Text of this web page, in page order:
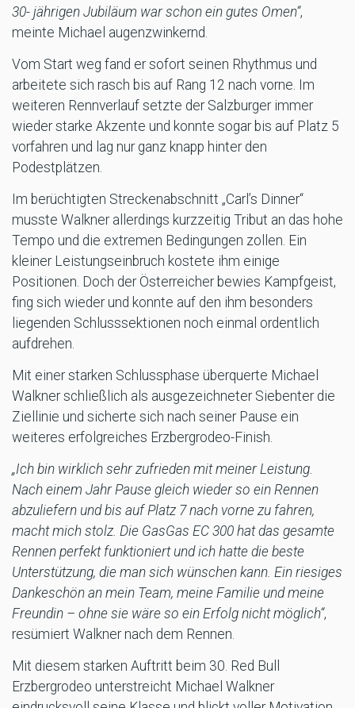
30- jährigen Jubiläum war schon ein gutes Omen“,
meinte Michael augenzwinkernd.
Vom Start weg fand er sofort seinen Rhythmus und
arbeitete sich rasch bis auf Rang 12 nach vorne. Im
weiteren Rennverlauf setzte der Salzburger immer
wieder starke Akzente und konnte sogar bis auf Platz 5
vorfahren und lag nur ganz knapp hinter den
Podestplätzen.
Im berüchtigten Streckenabschnitt „Carl’s Dinner“
musste Walkner allerdings kurzzeitig Tribut an das hohe
Tempo und die extremen Bedingungen zollen. Ein
kleiner Leistungseinbruch kostete ihm einige
Positionen. Doch der Österreicher bewies Kampfgeist,
fing sich wieder und konnte auf den ihm besonders
liegenden Schlusssektionen noch einmal ordentlich
aufdrehen.
Mit einer starken Schlussphase überquerte Michael
Walkner schließlich als ausgezeichneter Siebenter die
Ziellinie und sicherte sich nach seiner Pause ein
weiteres erfolgreiches Erzbergrodeo-Finish.
„Ich bin wirklich sehr zufrieden mit meiner Leistung.
Nach einem Jahr Pause gleich wieder so ein Rennen
abzuliefern und bis auf Platz 7 nach vorne zu fahren,
macht mich stolz. Die GasGas EC 300 hat das gesamte
Rennen perfekt funktioniert und ich hatte die beste
Unterstützung, die man sich wünschen kann. Ein riesiges
Dankeschön an mein Team, meine Familie und meine
Freundin – ohne sie wäre so ein Erfolg nicht möglich“,
resümiert Walkner nach dem Rennen.
Mit diesem starken Auftritt beim 30. Red Bull
Erzbergrodeo unterstreicht Michael Walkner